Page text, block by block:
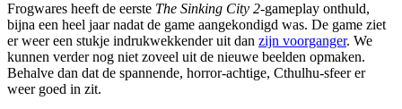
Frogwares heeft de eerste The Sinking City 2-gameplay onthuld,
bijna een heel jaar nadat de game aangekondigd was. De game ziet
er weer een stukje indrukwekkender uit dan zijn voorganger. We
kunnen verder nog niet zoveel uit de nieuwe beelden opmaken.
Behalve dan dat de spannende, horror-achtige, Cthulhu-sfeer er
weer goed in zit.